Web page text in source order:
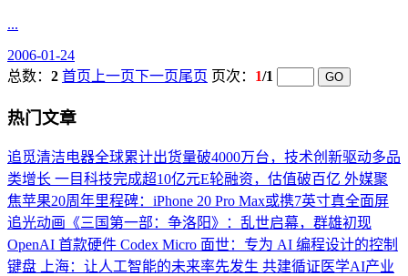
...
2006-01-24
总数： 2 首页 上一页下一页尾页 页次： 1/1
热门文章
追觅清洁电器全球累计出货量破4000万台，技术创新驱动多品
类增长 一目科技完成超10亿元E轮融资，估值破百亿 外媒聚
焦苹果20周年里程碑：iPhone 20 Pro Max或携7英寸真全面屏
追光动画《三国第一部：争洛阳》：乱世启幕，群雄初现
OpenAI 首款硬件 Codex Micro 面世：专为 AI 编程设计的控制
键盘
上海：让人工智能的未来率先发生 共建循证医学AI产业